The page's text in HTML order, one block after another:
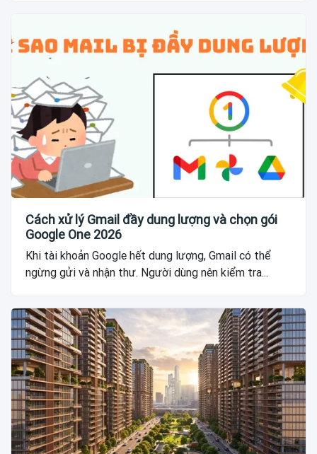
Cách xử lý Gmail đầy dung lượng và chọn gói
Google One 2026
Khi tài khoản Google hết dung lượng, Gmail có thể
ngừng gửi và nhận thư. Người dùng nên kiểm tra...